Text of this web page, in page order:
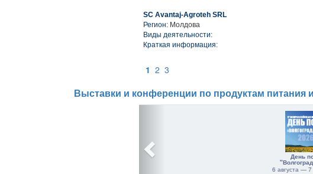
SC Avantaj-Agroteh SRL
Регион: Молдова
Виды деятельности:
Краткая информация:
1 2 3
Выставки и конференции по продуктам питания
День
6 августа — 7